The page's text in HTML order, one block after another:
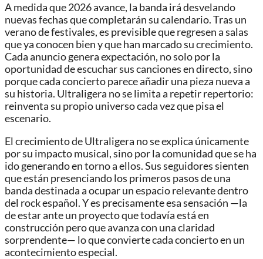
A medida que 2026 avance, la banda irá desvelando
nuevas fechas que completarán su calendario. Tras un
verano de festivales, es previsible que regresen a salas
que ya conocen bien y que han marcado su crecimiento.
Cada anuncio genera expectación, no solo por la
oportunidad de escuchar sus canciones en directo, sino
porque cada concierto parece añadir una pieza nueva a
su historia. Ultraligera no se limita a repetir repertorio:
reinventa su propio universo cada vez que pisa el
escenario.
El crecimiento de Ultraligera no se explica únicamente
por su impacto musical, sino por la comunidad que se ha
ido generando en torno a ellos. Sus seguidores sienten
que están presenciando los primeros pasos de una
banda destinada a ocupar un espacio relevante dentro
del rock español. Y es precisamente esa sensación —la
de estar ante un proyecto que todavía está en
construcción pero que avanza con una claridad
sorprendente— lo que convierte cada concierto en un
acontecimiento especial.